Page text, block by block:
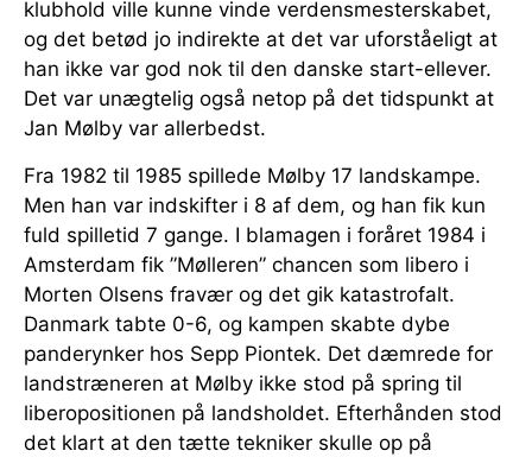
klubhold ville kunne vinde verdensmesterskabet,
og det betød jo indirekte at det var uforståeligt at
han ikke var god nok til den danske start-ellever.
Det var unægtelig også netop på det tidspunkt at
Jan Mølby var allerbedst.
Fra 1982 til 1985 spillede Mølby 17 landskampe.
Men han var indskifter i 8 af dem, og han fik kun
fuld spilletid 7 gange. I blamagen i foråret 1984 i
Amsterdam fik ”Mølleren” chancen som libero i
Morten Olsens fravær og det gik katastrofalt.
Danmark tabte 0-6, og kampen skabte dybe
panderynker hos Sepp Piontek. Det dæmrede for
landstræneren at Mølby ikke stod på spring til
liberopositionen på landsholdet. Efterhånden stod
det klart at den tætte tekniker skulle op på